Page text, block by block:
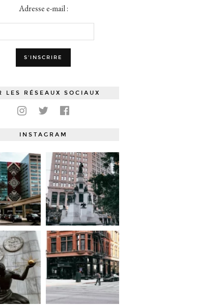
Adresse e-mail :
LES RÉSEAUX SOCIAUX
INSTAGRAM